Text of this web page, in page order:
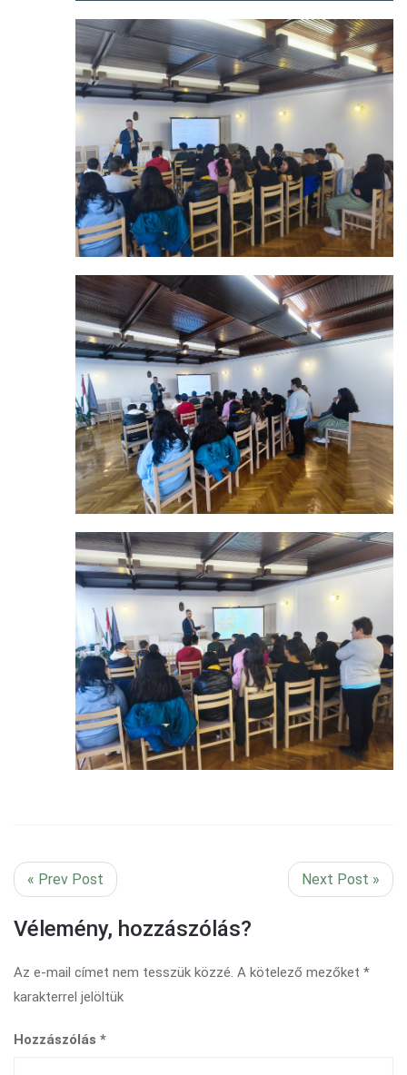
« Prev Post Next Post »
Vélemény, hozzászólás?
Az e-mail címet nem tesszük közzé. A kötelező mezőket *
karakterrel jelöltük
Hozzászólás *